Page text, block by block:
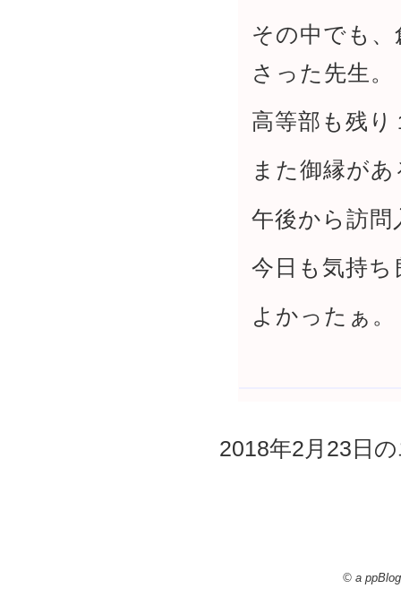
その中でも
さった先生。
高等部も残り
また御縁が
午後から訪問
今日も気持
よかったぁ。
2018年2月23日
© a